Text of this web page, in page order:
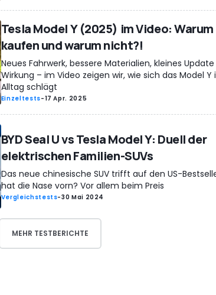
Tesla Model Y (2025) im Video: Warum
kaufen und warum nicht?!
Neues Fahrwerk, bessere Materialien, kleines
Wirkung – im Video zeigen wir, wie sich das Model Y
Alltag schlägt
Einzeltests-17 Apr. 2025
BYD Seal U vs Tesla Model Y: Duell der
elektrischen Familien-SUVs
Das neue chinesische SUV trifft auf den US-
hat die Nase vorn? Vor allem beim Preis
Vergleichstests-30 Mai 2024
MEHR TESTBERICHTE